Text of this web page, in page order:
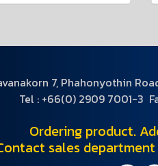
7, Phahonyothin
Tel : +66(0) 2909 7001-3
Ordering product.
sales department